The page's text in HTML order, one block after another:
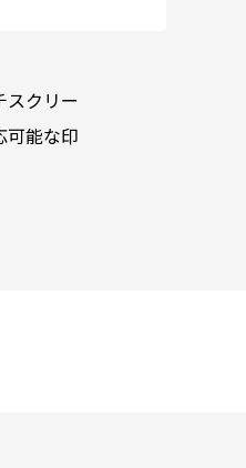
クリー
可能な印